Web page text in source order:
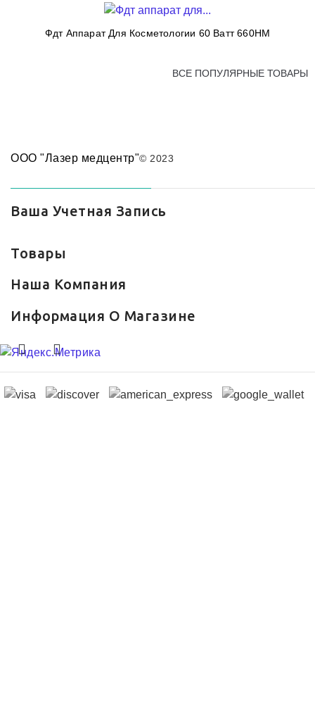
Фдт Аппарат Для Косметологии 60 Ватт 660HM
ВСЕ ПОПУЛЯРНЫЕ ТОВАРЫ
ООО "Лазер медцентр"© 2023
Ваша Учетная Запись
Товары
Наша Компания
Информация О Магазине